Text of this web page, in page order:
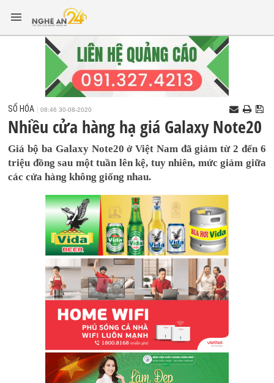
SỐ HÓA 08:46 30-08-2020
Nhiều cửa hàng hạ giá Galaxy Note20
Giá bộ ba Galaxy Note20 ở Việt Nam đã giảm từ 2 đến 6
triệu đồng sau một tuần lên kệ, tuy nhiên, mức giảm giữa
các cửa hàng không giống nhau.